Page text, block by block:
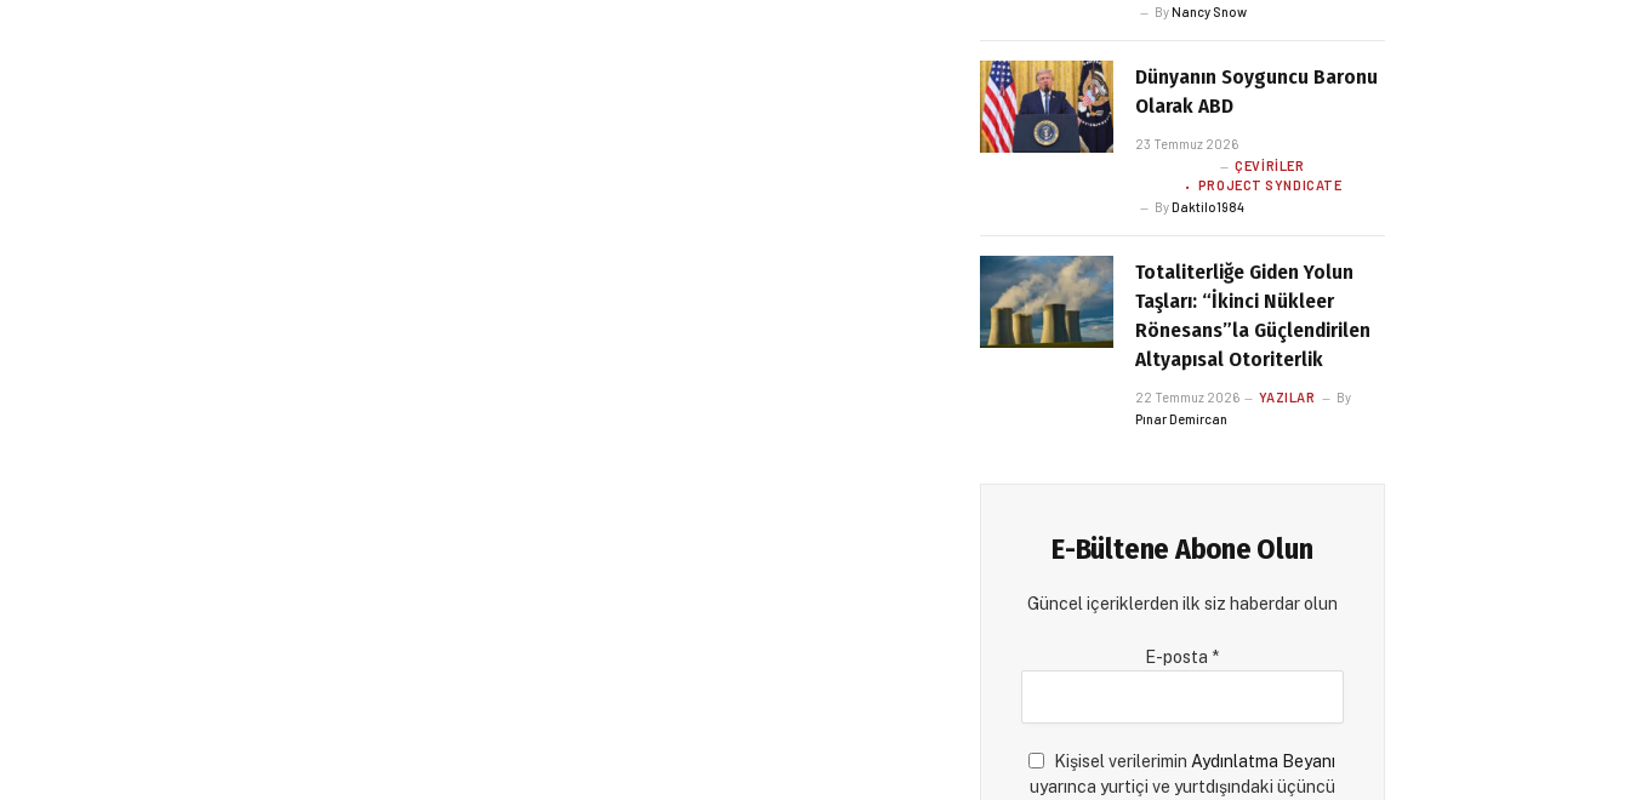
ByNancy Snow
Dünyanın Soyguncu Baronu
Olarak ABD
23 Temmuz 2026
ÇEVIRILER
PROJECT SYNDICATE
ByDaktilo1984
Totaliterliğe Giden Yolun
Taşları: “İkinci Nükleer
Rönesans”la Güçlendirilen
Altyapısal Otoriterlik
22 Temmuz 2026 YAZILAR
By
Pınar Demircan
E-Bültene Abone Olun
Güncel içeriklerden ilk siz haberdar olun
E-posta *
Kişisel verileriminAydınlatma Beyanı
uyarınca yurtiçi ve yurtdışındaki üçüncü